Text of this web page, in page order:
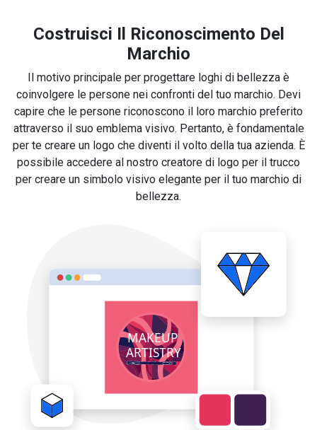
Costruisci Il Riconoscimento Del
Marchio
Il motivo principale per progettare loghi di bellezza è
coinvolgere le persone nei confronti del tuo marchio. Devi
capire che le persone riconoscono il loro marchio preferito
attraverso il suo emblema visivo. Pertanto, è fondamentale
per te creare un logo che diventi il volto della tua azienda. È
possibile accedere al nostro creatore di logo per il trucco
per creare un simbolo visivo elegante per il tuo marchio di
bellezza.